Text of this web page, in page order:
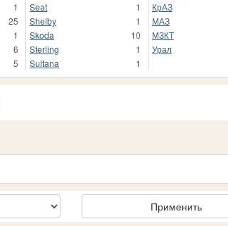
1
25
1
6
5
Seat
1
Shelby
1
Skoda
10
Sterling
1
Sultana
1
КрАЗ
МАЗ
МЗКТ
Урал
Применить